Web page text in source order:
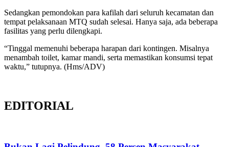
Sedangkan pemondokan para kafilah dari seluruh kecamatan dan
tempat pelaksanaan MTQ sudah selesai. Hanya saja, ada beberapa
fasilitas yang perlu dilengkapi.
“Tinggal memenuhi beberapa harapan dari kontingen. Misalnya
menambah toilet, kamar mandi, serta memastikan konsumsi tepat
waktu,” tutupnya. (Hms/ADV)
EDITORIAL